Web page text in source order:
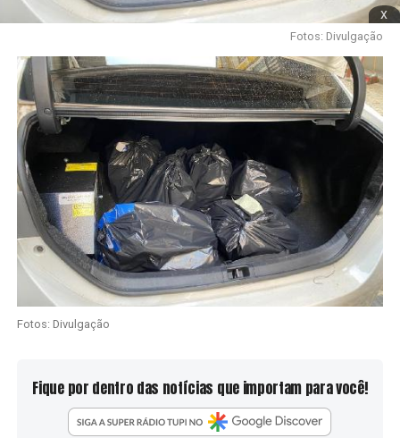
x
Fotos: Divulgação
Fotos: Divulgação
Fique por dentro das notícias que importam para você!